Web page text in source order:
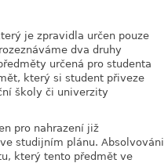
je zpravidla určen pouze
dva druhy
určená pro studenta
který si student přiveze
školy či univerzity
pro nahrazení již
studijním plánu. Absolvováni
který tento předmět ve